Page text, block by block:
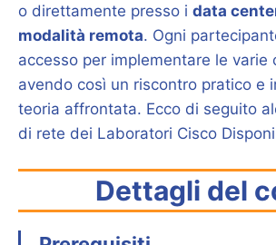
o direttamente presso i data
modalità remota. Ogni
accesso per implementare le varie
avendo così un riscontro pratico e
teoria affrontata. Ecco di seguito
di rete dei Laboratori Cisco
Dettagli del